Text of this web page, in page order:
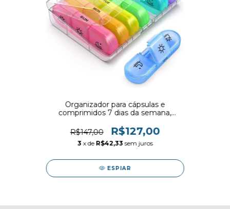
Organizador para cápsulas e
comprimidos 7 dias da semana,
R$147,00
R$127,00
3 x de R$42,33 sem juros
ESPIAR